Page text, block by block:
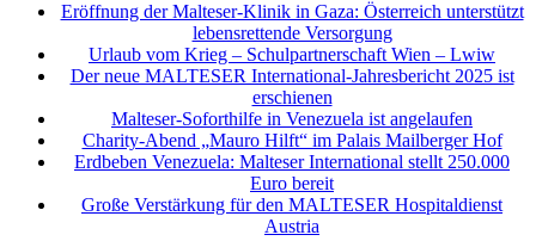
Eröffnung der Malteser-Klinik in Gaza: Österreich unterstützt
lebensrettende Versorgung
Urlaub vom Krieg – Schulpartnerschaft Wien – Lwiw
Der neue MALTESER International-Jahresbericht 2025 ist
erschienen
Malteser-Soforthilfe in Venezuela ist angelaufen
Charity-Abend „Mauro Hilft“ im Palais Mailberger Hof
Erdbeben Venezuela: Malteser International stellt 250.000
Euro bereit
Große Verstärkung für den MALTESER Hospitaldienst
Austria